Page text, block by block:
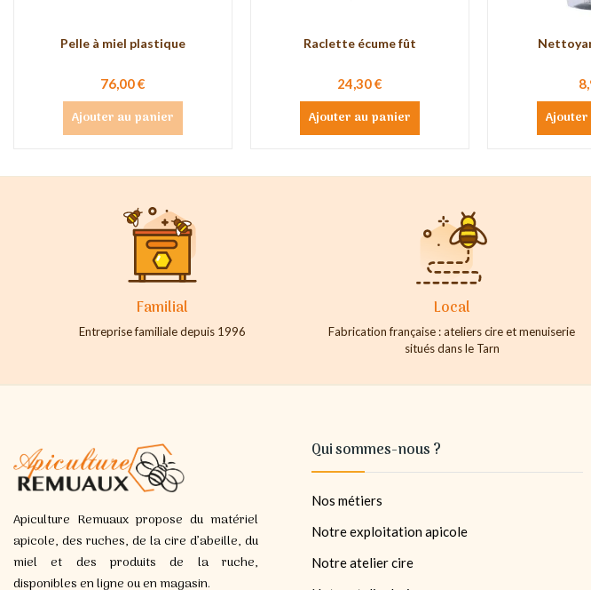
Pelle à miel plastique
76,00 €
Ajouter au panier
Raclette écume fût
24,30 €
Ajouter au panier
Familial
Entreprise familiale depuis 1996
Local
Fabrication française : ateliers cire et menuiserie
situés dans le Tarn
Apiculture Remuaux propose du matériel
apicole, des ruches, de la cire d’abeille, du
miel et des produits de la ruche,
disponibles en ligne ou en magasin.
Qui sommes-nous ?
Nos métiers
Notre exploitation apicole
Notre atelier cire